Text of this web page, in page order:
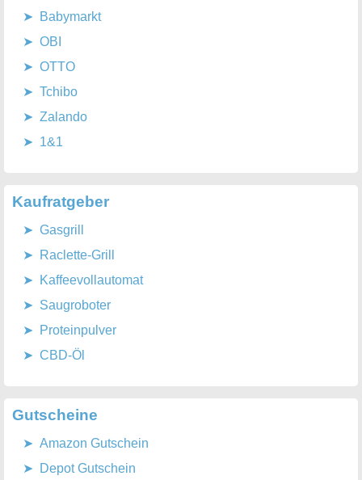
Babymarkt
OBI
OTTO
Tchibo
Zalando
1&1
Kaufratgeber
Gasgrill
Raclette-Grill
Kaffeevollautomat
Saugroboter
Proteinpulver
CBD-Öl
Gutscheine
Amazon Gutschein
Depot Gutschein